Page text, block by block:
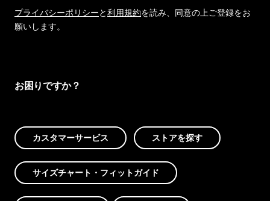
プライバシーポリシーと利用規約を読み、同意の上ご登録をお
願いします。
お困りですか？
カスタマーサービス ストアを探す
サイズチャート・フィットガイド